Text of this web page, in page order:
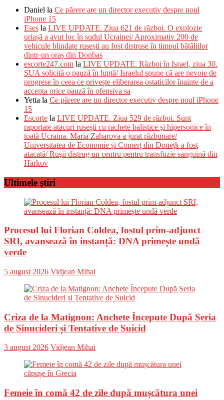
Daniel la Ce părere are un director executiv despre noul
iPhone 15
Eses la LIVE UPDATE. Ziua 621 de război. O explozie
uriașă a avut loc în sudul Ucrainei/ Aproximativ 200 de
vehicule blindate rusești au fost distruse în timpul bătăliilor
dintr-un oraș din Donbas
escorte247.com la LIVE UPDATE. Război în Israel, ziua 30.
SUA solicită o pauză în luptă/ Israelul spune că are nevoie de
progrese în ceea ce privește eliberarea ostaticilor înainte de a
accepta orice pauză în ofensiva sa
Yetta la Ce părere are un director executiv despre noul iPhone
15
Escorte la LIVE UPDATE. Ziua 529 de război. Sunt
raportate atacuri rusești cu rachete balistice şi hipersonice în
toată Ucraina. Maria Zaharova a jurat răzbunare/
Universitatea de Economie și Comerț din Donețk a fost
atacată/ Ruşii distrug un centru pentru transfuzie sanguină din
Harkov
Ultimele știri
Procesul lui Florian Coldea, fostul prim-adjunct
SRI, avansează în instanță: DNA primește undă
verde
Posted
5 august 2026 Author
Vidjean Mihai
Criza de la Matignon: Anchete Începute După Seria
de Sinucideri și Tentative de Suicid
Posted
3 august 2026 Author
Vidjean Mihai
Femeie în comă 42 de zile după mușcătura unei